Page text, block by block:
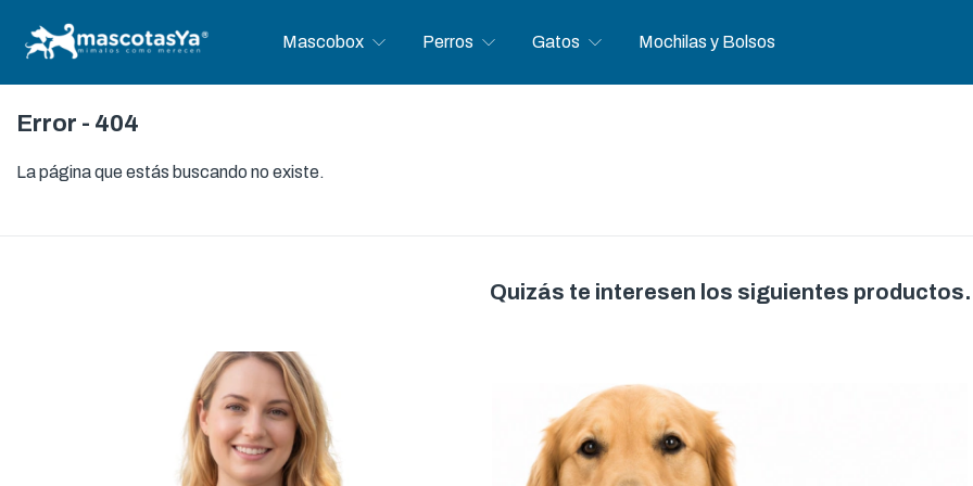
Mascobox Perros Gatos Mochilas y Bolsos
Error - 404
La página que estás buscando no existe.
Quizás te interesen los siguientes productos.